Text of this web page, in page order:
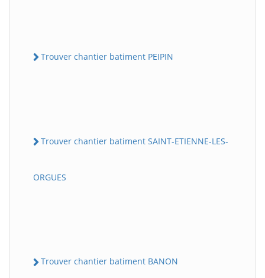
Trouver chantier batiment PEIPIN
Trouver chantier batiment SAINT-ETIENNE-LES-
ORGUES
Trouver chantier batiment BANON